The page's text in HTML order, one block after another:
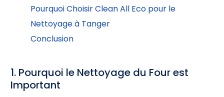
Pourquoi Choisir Clean All Eco pour le
Nettoyage à Tanger
Conclusion
1. Pourquoi le Nettoyage du Four est
Important